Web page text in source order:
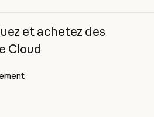
et achetez des
Cloud